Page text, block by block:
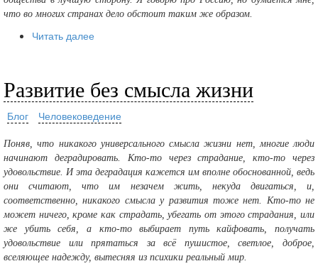
что во многих странах дело обстоит таким же образом.
Читать далее
Развитие без смысла жизни
Блог Человековедение
Поняв, что никакого универсального смысла жизни нет, многие люди
начинают деградировать. Кто-то через страдание, кто-то через
удовольствие. И эта деградация кажется им вполне обоснованной, ведь
они считают, что им незачем жить, некуда двигаться, и,
соответственно, никакого смысла у развития тоже нет. Кто-то не
может ничего, кроме как страдать, убегать от этого страдания, или
же убить себя, а кто-то выбирает путь кайфовать, получать
удовольствие или прятаться за всё пушистое, светлое, доброе,
вселяющее надежду, вытесняя из психики реальный мир.